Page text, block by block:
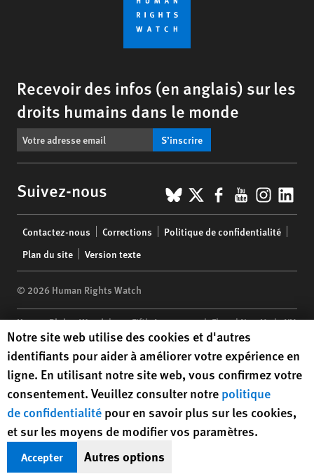
Recevoir des infos (en anglais) sur les
droits humains dans le monde
S’inscrire
Suivez-nous BlueSky
X Facebook
YouTube
menu
Contactez-nous Corrections
Politique de confidentialité
Plan du site
Version texte
© 2026 Human Rights Watch
Human Rights Watch| 350 Fifth Avenue, 34th Floor | New York,NY
10118-3299USA |t1.212.290.4700
Human Rights Watchis a 501(C)(3) nonprofit registered in the US
under EIN: 13-2875808
Human Rights Watch cookie preferences
Notre site web utilise des cookies et d'autres
identifiants pour aider à améliorer votre expérience en
ligne. En utilisant notre site web, vous confirmez votre
consentement. Veuillez consulter notre politique
de confidentialité pour en savoir plus sur les cookies,
et sur les moyens de modifier vos paramètres.
Accepter Autres options